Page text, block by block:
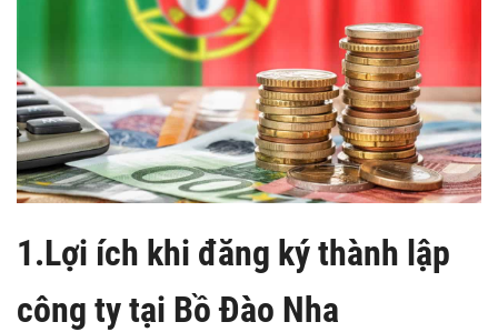
1.Lợi ích khi đăng ký thành lập
công ty tại Bồ Đào Nha